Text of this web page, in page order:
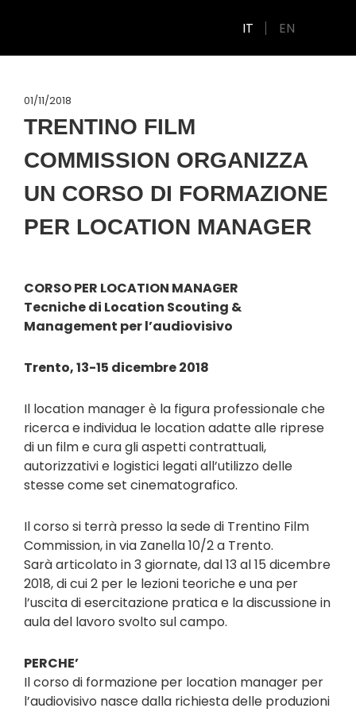
IT EN
01/11/2018
TRENTINO FILM
COMMISSION ORGANIZZA
UN CORSO DI FORMAZIONE
PER LOCATION MANAGER
CORSO PER LOCATION MANAGER
Tecniche di Location Scouting &
Management per l’audiovisivo
Trento, 13-15 dicembre 2018
Il location manager è la figura professionale che
ricerca e individua le location adatte alle riprese
di un film e cura gli aspetti contrattuali,
autorizzativi e logistici legati all’utilizzo delle
stesse come set cinematografico.
Il corso si terrà presso la sede di Trentino Film
Commission, in via Zanella 10/2 a Trento.
Sarà articolato in 3 giornate, dal 13 al 15 dicembre
2018, di cui 2 per le lezioni teoriche e una per
l’uscita di esercitazione pratica e la discussione in
aula del lavoro svolto sul campo.
PERCHE’
Il corso di formazione per location manager per
l’audiovisivo nasce dalla richiesta delle produzioni